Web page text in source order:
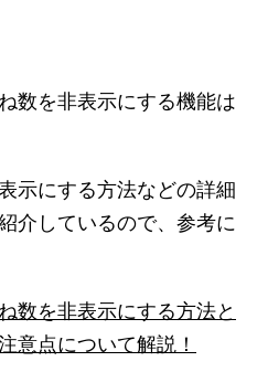
数を非表示にする機能は
示にする方法などの詳細
介しているので、参考に
数を非表示にする方法と
意点について解説！